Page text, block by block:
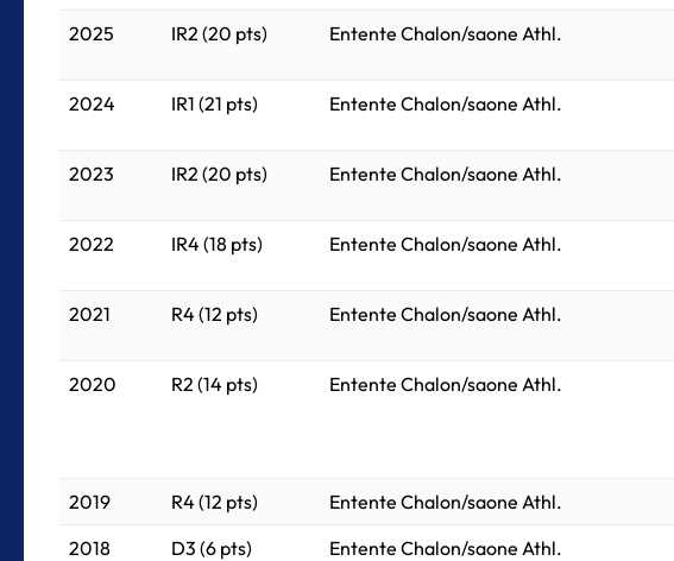
2025
IR2 (20 pts) Entente Chalon/saone Athl.
2024
IR1 (21 pts) Entente Chalon/saone Athl.
2023
IR2 (20 pts) Entente Chalon/saone Athl.
2022
IR4 (18 pts) Entente Chalon/saone Athl.
2021
R4 (12 pts) Entente Chalon/saone Athl.
2020
R2 (14 pts) Entente Chalon/saone Athl.
2019 R4 (12 pts) Entente Chalon/saone Athl.
2018
D3 (6 pts) Entente Chalon/saone Athl.